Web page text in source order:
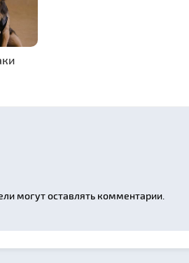
могут оставлять комментарии.